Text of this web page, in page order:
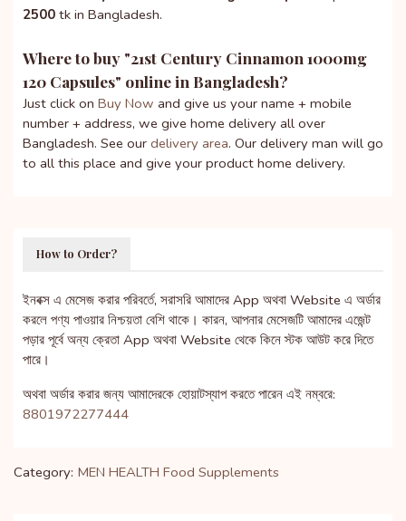
2500 tk in Bangladesh.
Where to buy "21st Century Cinnamon 1000mg
120 Capsules" online in Bangladesh?
Just click on Buy Now and give us your name + mobile
number + address, we give home delivery all over
Bangladesh. See our delivery area. Our delivery man will go
to all this place and give your product home delivery.
How to Order?
ইনবক্স এ মেসেজ করার পরিবর্তে, সরাসরি আমাদের App অথবা Website এ অর্ডার
করলে পণ্য পাওয়ার নিশ্চয়তা বেশি থাকে। কারন, আপনার মেসেজটি আমাদের এজেন্ট
পড়ার পূর্বে অন্য ক্রেতা App অথবা Website থেকে কিনে স্টক আউট করে দিতে
পারে।
অথবা অর্ডার করার জন্য আমাদেরকে হোয়াটস্যাপ করতে পারেন এই নম্বরে:
8801972277444
Category: MEN HEALTH Food Supplements